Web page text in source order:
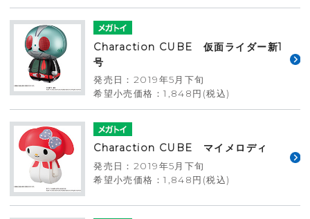
Charaction CUBE 仮面ライダー新1
号
発売日：2019年5月下旬
希望小売価格：1,848円(税込)
Charaction CUBE マイメロディ
発売日：2019年5月下旬
希望小売価格：1,848円(税込)